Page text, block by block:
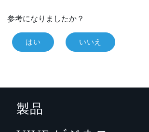
参考になりましたか？
はい いいえ
製品